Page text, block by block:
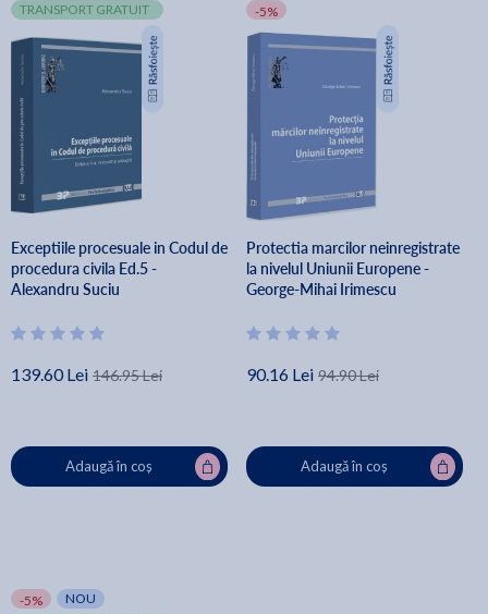
TRANSPORT GRATUIT
Exceptiile procesuale in Codul de
procedura civila Ed.5 -
Alexandru Suciu
139.60 Lei 146.95 Lei
Adaugă în coș
-5%
Protectia marcilor neinregistrate
la nivelul Uniunii Europene -
George-Mihai Irimescu
90.16 Lei 94.90 Lei
Adaugă în coș
-5%
NOU